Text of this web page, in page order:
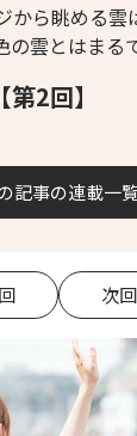
2回】
ら眺める雲
雲とはまる
記事の連載一覧
次回